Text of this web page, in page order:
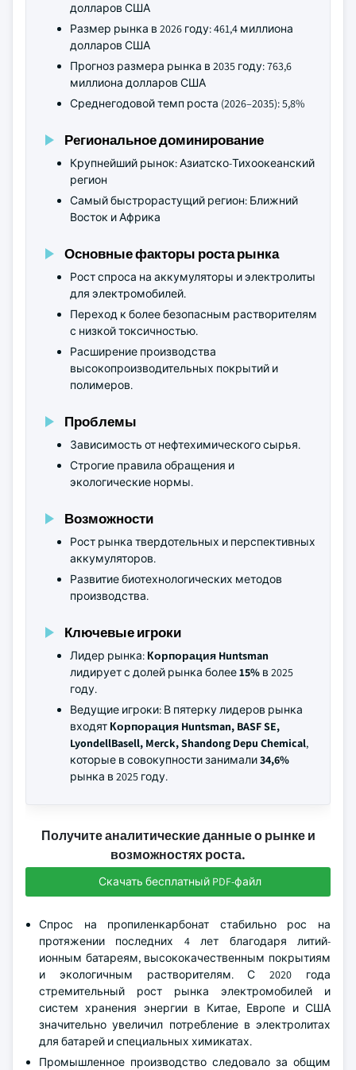
долларов США
Размер рынка в 2026 году: 461,4 миллиона
долларов США
Прогноз размера рынка в 2035 году: 763,6
миллиона долларов США
Среднегодовой темп роста (2026–2035): 5,8%
Региональное доминирование
Крупнейший рынок: Азиатско-Тихоокеанский
регион
Самый быстрорастущий регион: Ближний
Восток и Африка
Основные факторы роста рынка
Рост спроса на аккумуляторы и электролиты
для электромобилей.
Переход к более безопасным растворителям
с низкой токсичностью.
Расширение производства
высокопроизводительных покрытий и
полимеров.
Проблемы
Зависимость от нефтехимического сырья.
Строгие правила обращения и
экологические нормы.
Возможности
Рост рынка твердотельных и перспективных
аккумуляторов.
Развитие биотехнологических методов
производства.
Ключевые игроки
Лидер рынка: Корпорация Huntsman
лидирует с долей рынка более15% в 2025
году.
Ведущие игроки: В пятерку лидеров рынка
входят Корпорация Huntsman, BASF SE,
LyondellBasell, Merck, Shandong Depu Chemical,
которые в совокупности занимали34,6%
рынка в 2025 году.
Получите аналитические данные о рынке и
возможностях роста.
Скачать бесплатный PDF-файл
Спрос на пропиленкарбонат стабильно рос на
протяжении последних 4 лет благодаря литий-
ионным батареям, высококачественным покрытиям
и экологичным растворителям. С 2020 года
стремительный рост рынка электромобилей и
систем хранения энергии в Китае, Европе и США
значительно увеличил потребление в электролитах
для батарей и специальных химикатах.
Промышленное производство следовало за общим